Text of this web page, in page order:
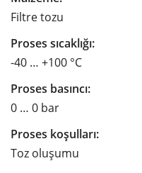
Filtre tozu
Proses sıcaklığı:
-40 … +100 °C
Proses basıncı:
0 … 0 bar
Proses koşulları:
Toz oluşumu